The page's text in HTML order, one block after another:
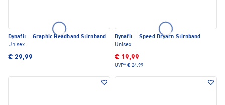
Dynafit · Graphic Headband Stirnband
Unisex
€ 29,99
Dynafit · Speed Dryarn Stirnband
Unisex
€ 19,99
UVP* € 24,99